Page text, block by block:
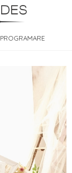
PROGRAMARE